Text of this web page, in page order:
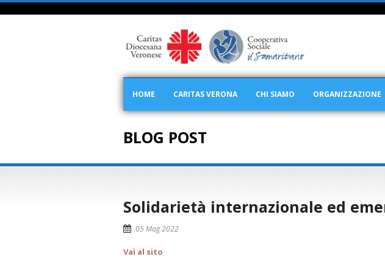
HOME CARITAS VERONA CHI SIAMO ORGANIZZAZIONE
BLOG POST
Solidarietà internazionale ed
05 Mag 2022
Vai al sito